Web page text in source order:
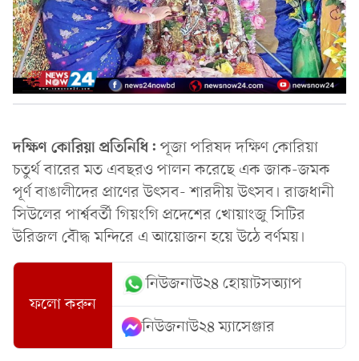
দক্ষিণ কোরিয়া প্রতিনিধি: পূজা পরিষদ দক্ষিণ কোরিয়া
চতুর্থ বারের মত এবছরও পালন করেছে এক জাক-জমক
পূর্ণ বাঙালীদের প্রাণের উৎসব- শারদীয় উৎসব। রাজধানী
সিউলের পার্শ্ববর্তী গিয়ংগি প্রদেশের খোয়াংজু সিটির
উরিজল বৌদ্ধ মন্দিরে এ আয়োজন হয়ে উঠে বর্ণময়।
ফলো করুন
নিউজনাউ২৪ হোয়াটসঅ্যাপ
নিউজনাউ২৪ ম্যাসেঞ্জার